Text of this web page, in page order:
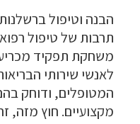
הבנה וטיפול
תרבות של טיפול
משחקת תפקיד
לאנשי שירותי
המטופלים, ודוחק
מקצועיים. חוץ מזה,